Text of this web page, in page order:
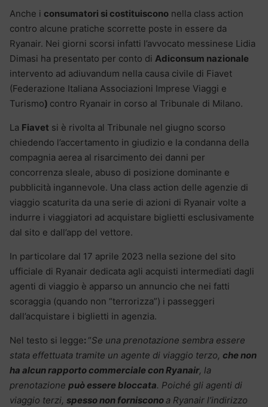
Anche i consumatori si costituiscono nella class action
contro alcune pratiche scorrette poste in essere da
Ryanair. Nei giorni scorsi infatti l’avvocato messinese Lidia
Dimasi ha presentato per conto di Adiconsum nazionale
intervento ad adiuvandum nella causa civile di Fiavet
(Federazione Italiana Associazioni Imprese Viaggi e
Turismo) contro Ryanair in corso al Tribunale di Milano.
La Fiavet si è rivolta al Tribunale nel giugno scorso
chiedendo l’accertamento in giudizio e la condanna della
compagnia aerea al risarcimento dei danni per
concorrenza sleale, abuso di posizione dominante e
pubblicità ingannevole. Una class action delle agenzie di
viaggio scaturita da una serie di azioni di Ryanair volte a
indurre i viaggiatori ad acquistare biglietti esclusivamente
dal sito e dall’app del vettore.
In particolare dal 17 aprile 2023 nella sezione del sito
ufficiale di Ryanair dedicata agli acquisti intermediati dagli
agenti di viaggio è apparso un annuncio che nei fatti
scoraggia (quando non “terrorizza”) i passeggeri
dall’acquistare i biglietti in agenzia.
Nel testo si legge: “Se una prenotazione sembra essere
stata effettuata tramite un agente di viaggio terzo, che non
ha alcun rapporto commerciale con Ryanair, la
prenotazione può essere bloccata. Poiché gli agenti di
viaggio terzi, spesso non fornisconoa Ryanair l’indirizzo